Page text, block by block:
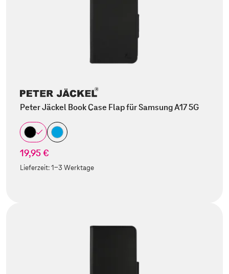
Peter Jäckel Book Case Flap für Samsung A17 5G
19,95 €
Lieferzeit:1-3 Werktage